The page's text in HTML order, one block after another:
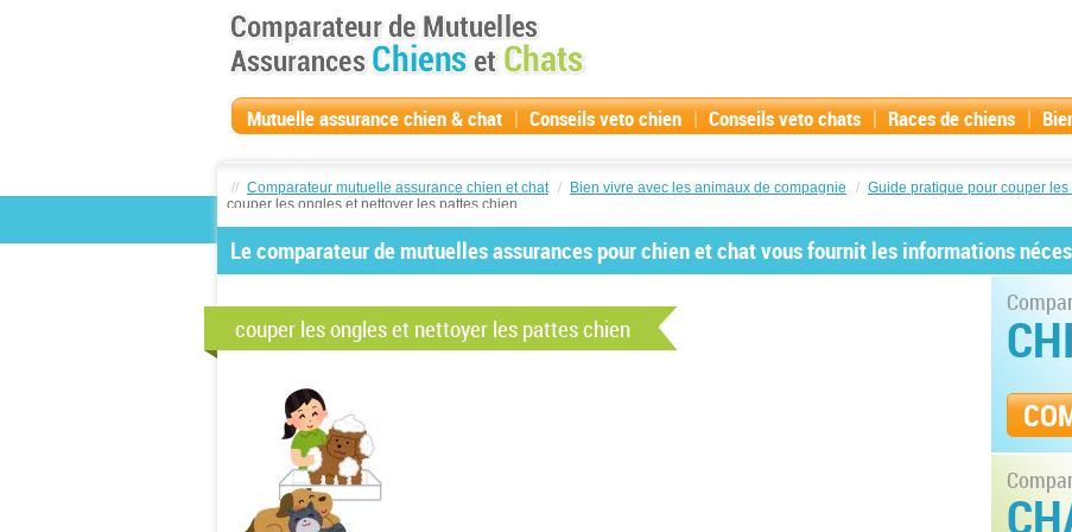
Mutuelle assurance chien & chat | Conseils veto chien | Conseils veto chats | Races de chiens |
// Comparateur mutuelle assurance chien et chat / Bien vivre avec les animaux de compagnie / Guide pratique pour couper
couper les ongles et nettoyer les pattes chien
Le comparateur de mutuelles assurances pour chien et chat vous fournit les informations
couper les ongles et nettoyer les pattes chien